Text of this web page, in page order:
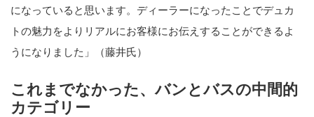
になっていると思います。ディーラーになったことでデュカ
トの魅力をよりリアルにお客様にお伝えすることができるよ
うになりました」（藤井氏）
これまでなかった、バンとバスの中間的
カテゴリー